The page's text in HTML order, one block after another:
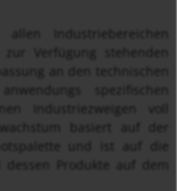
Industriebereichen
Verfügung stehenden
an den technischen
spezifischen
Industriezweigen voll
basiert auf der
und ist auf die
Produkte auf dem